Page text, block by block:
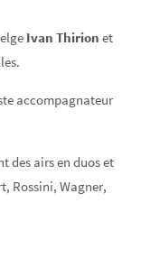
Ivan Thirion et
accompagnateur
des airs en duos et
Rossini, Wagner,